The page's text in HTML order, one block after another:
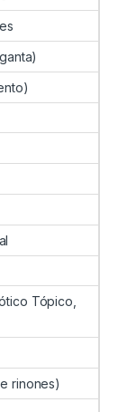
Tópico,
rinones)